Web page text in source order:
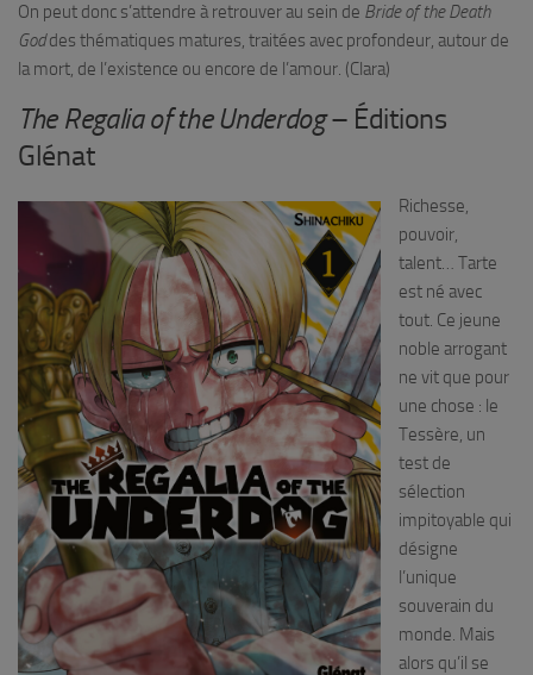
On peut donc s’attendre à retrouver au sein de Bride of the Death
Goddes thématiques matures, traitées avec profondeur, autour de
la mort, de l’existence ou encore de l’amour. (Clara)
The Regalia of the Underdog– Éditions
Glénat
Richesse,
pouvoir,
talent… Tarte
est né avec
tout. Ce jeune
noble arrogant
ne vit que pour
une chose : le
Tessère, un
test de
sélection
impitoyable qui
désigne
l’unique
souverain du
monde. Mais
alors qu’il se